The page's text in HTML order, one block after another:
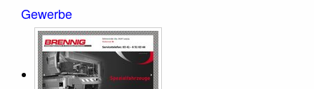
Gewerbe